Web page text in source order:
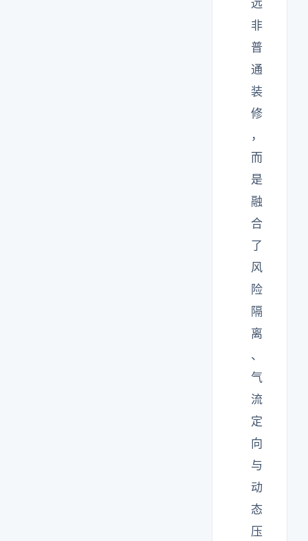
远
非
普
通
装
修
，
而
是
融
合
了
风
险
隔
离
、
气
流
定
向
与
动
态
压